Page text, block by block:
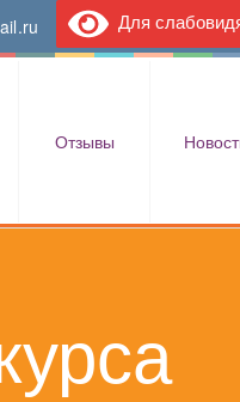
Для
Отзывы